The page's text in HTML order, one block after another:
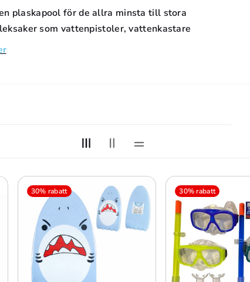
plaskapool för de allra minsta till stora
som vattenpistoler, vattenkastare
30% rabatt 30% rabatt